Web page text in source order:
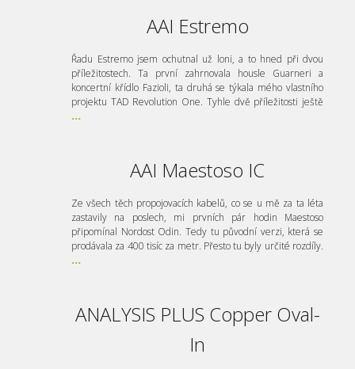
AAI Estremo
Řadu Estremo jsem ochutnal už loni, a to hned při dvou
příležitostech. Ta první zahrnovala housle Guarneri a
koncertní křídlo Fazioli, ta druhá se týkala mého vlastního
projektu TAD Revolution One. Tyhle dvě příležitosti ještě
...
AAI Maestoso IC
Ze všech těch propojovacích kabelů, co se u mě za ta léta
zastavily na poslech, mi prvních pár hodin Maestoso
připomínal Nordost Odin. Tedy tu původní verzi, která se
prodávala za 400 tisíc za metr. Přesto tu byly určité rozdíly.
...
ANALYSIS PLUS Copper Oval-
In